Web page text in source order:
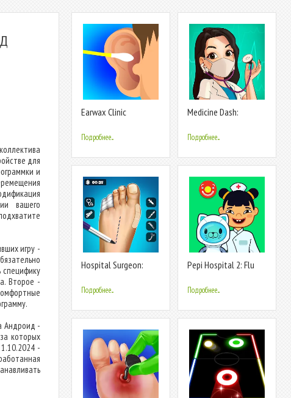
для
и
вашего
игру -
Второе -
Андроид -
которых
-
Earwax Clinic
Подробнее...
Medicine Dash:
Подробнее...
Hospital Surgeon:
Подробнее...
Pepi Hospital 2: Flu
Подробнее...